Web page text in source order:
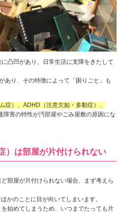
凸凹があり、日常生活に支障をきたして
あり、その特徴によって「困りごと」も
症）、ADHD（注意欠如・多動症）、
障害の特性が汚部屋やごみ屋敷の原因にな
）は部屋が片付けられない
部屋が片付けられない場合、まず考えら
かのことに目が向いてしまいます。
始めてしまうため、いつまでたっても片